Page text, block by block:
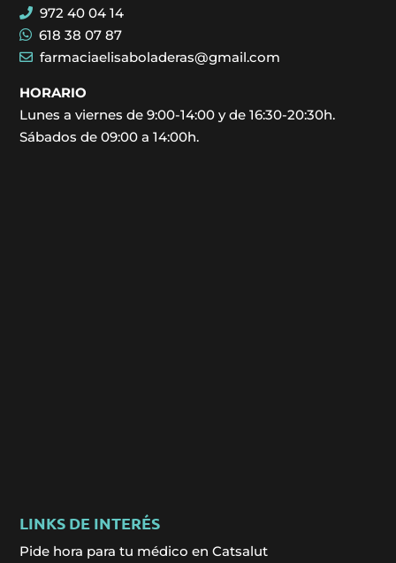
972 40 04 14
618 38 07 87
farmaciaelisaboladeras@gmail.com
HORARIO
Lunes a viernes de 9:00-14:00 y de 16:30-20:30h.
Sábados de 09:00 a 14:00h.
LINKS DE INTERÉS
Pide hora para tu médico en Catsalut